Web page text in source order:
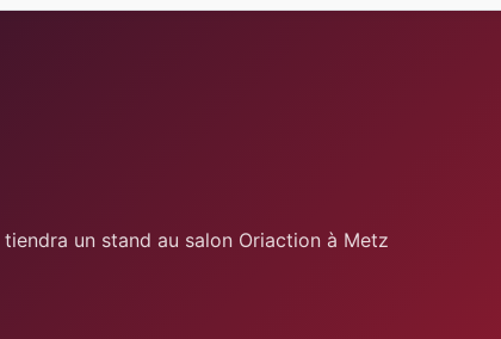
un stand au salon Oriaction à Metz